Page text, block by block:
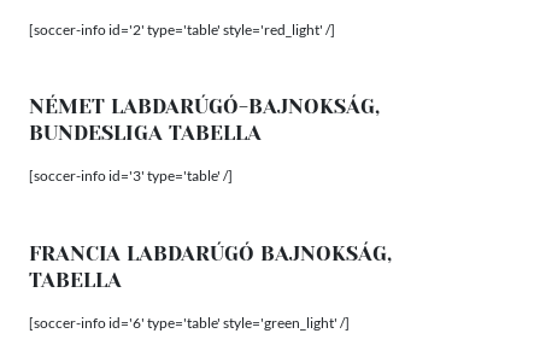
[soccer-info id='2' type='table' style='red_light' /]
NÉMET LABDARÚGÓ-BAJNOKSÁG,
BUNDESLIGA TABELLA
[soccer-info id='3' type='table' /]
FRANCIA LABDARÚGÓ BAJNOKSÁG,
TABELLA
[soccer-info id='6' type='table' style='green_light' /]